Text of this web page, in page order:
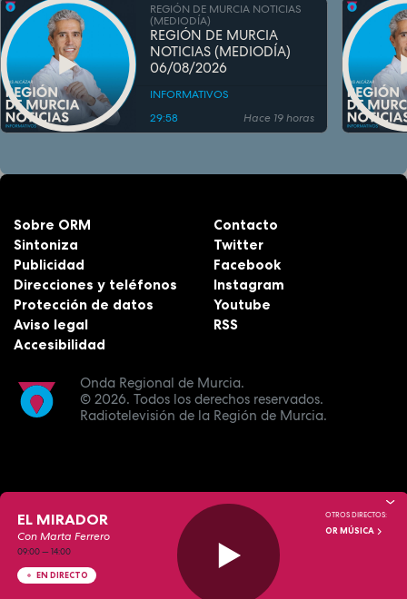
REGIÓN DE MURCIA NOTICIAS
(MEDIODÍA)
REGIÓN DE MURCIA
NOTICIAS (MEDIODÍA)
06/08/2026
INFORMATIVOS
29:58
Hace 19 horas
Onda Regional de Murcia.
© 2026. Todos los derechos reservados.
Radiotelevisión de la Región de Murcia.
Sobre ORM
Sintoniza
Publicidad
Direcciones y teléfonos
Protección de datos
Aviso legal
Accesibilidad
Contacto
Twitter
Facebook
Instagram
Youtube
RSS
EL MIRADOR
Con Marta Ferrero
09:00—14:00
EN DIRECTO
OTROS DIRECTOS:
OR MÚSICA